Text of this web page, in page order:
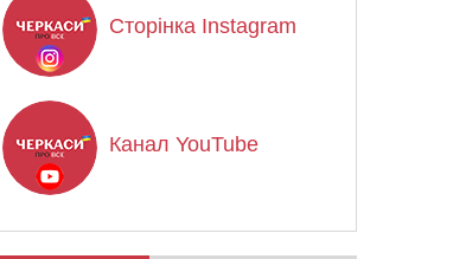
Сторінка Instagram
Канал YouTube